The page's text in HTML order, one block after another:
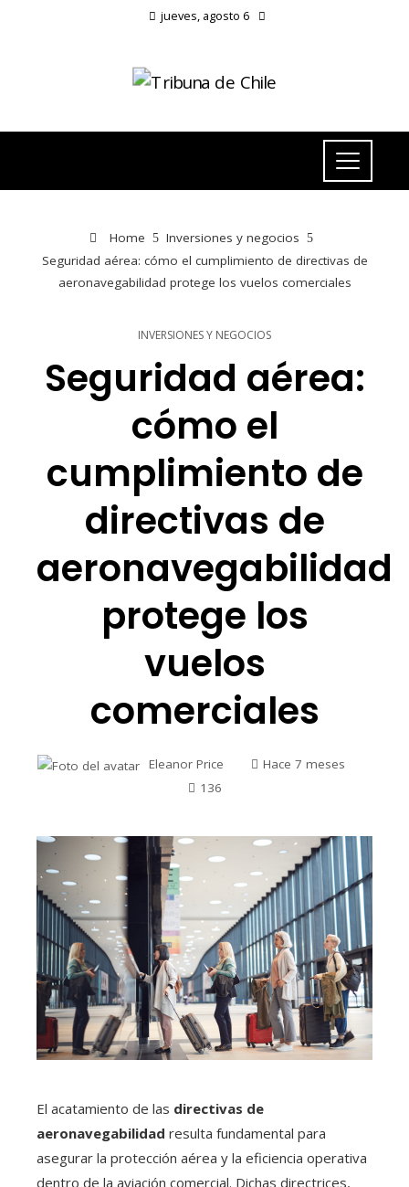
jueves, agosto 6
Home
Inversiones y negocios
Seguridad aérea: cómo el cumplimiento de directivas de
aeronavegabilidad protege los vuelos comerciales
INVERSIONES Y NEGOCIOS
Seguridad aérea:
cómo el
cumplimiento de
directivas de
aeronavegabilidad
protege los
vuelos
comerciales
Eleanor Price
Hace 7 meses
136
El acatamiento de las directivas de
aeronavegabilidad resulta fundamental para
asegurar la protección aérea y la eficiencia operativa
dentro de la aviación comercial. Dichas directrices,